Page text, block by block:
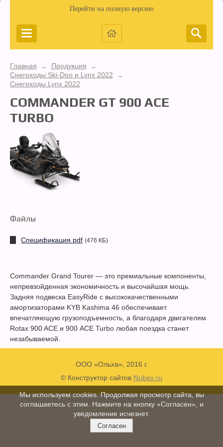
Перейти на полную версию
Главная → Продукция →
Снегоходы Ski-Doo и Lynx 2022 →
Снегоходы Lynx 2022
COMMANDER GT 900 ACE
TURBO
Файлы
Спецификация.pdf (476 КБ)
Commander Grand Tourer — это премиальные компоненты,
непревзойденная экономичность и высочайшая мощь.
Задняя подвеска EasyRide с высококачественными
амортизаторами KYB Kashima 46 обеспечивает
впечатляющую грузоподъемность, а благодаря двигателям
Rotax 900 ACE и 900 ACE Turbo любая поездка станет
незабываемой.
ООО «Ольха», 2016 г.
© Конструктор сайтов Nubex.ru
Мы используем cookies. Продолжая просмотр сайта, вы
соглашаетесь с этим. Нажмите на кнопку «Согласен», и
уведомление исчезнет.
Согласен